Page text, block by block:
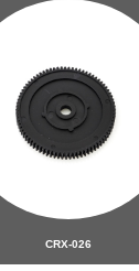
CRX-026